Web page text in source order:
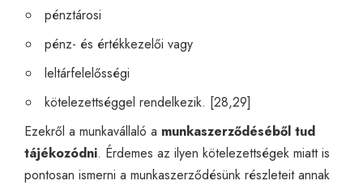
pénztárosi
pénz- és értékkezelői vagy
leltárfelelősségi
kötelezettséggel rendelkezik. [28,29]
Ezekről a munkavállaló a munkaszerződéséből tud
tájékozódni. Érdemes az ilyen kötelezettségek miatt is
pontosan ismerni a munkaszerződésünk részleteit annak